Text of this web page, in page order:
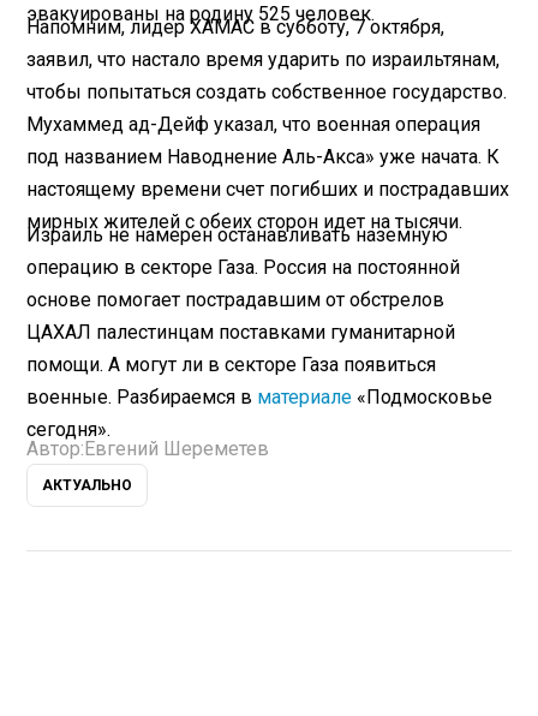
эвакуированы на родину 525 человек.
Напомним, лидер ХАМАС в субботу, 7 октября,
заявил, что настало время ударить по израильтянам,
чтобы попытаться создать собственное государство.
Мухаммед ад-Дейф указал, что военная операция
под названием Наводнение Аль-Акса» уже начата. К
настоящему времени счет погибших и пострадавших
мирных жителей с обеих сторон идет на тысячи.
Израиль не намерен останавливать наземную
операцию в секторе Газа. Россия на постоянной
основе помогает пострадавшим от обстрелов
ЦАХАЛ палестинцам поставками гуманитарной
помощи. А могут ли в секторе Газа появиться
военные. Разбираемся в материале «Подмосковье
сегодня».
Автор: Евгений Шереметев
АКТУАЛЬНО